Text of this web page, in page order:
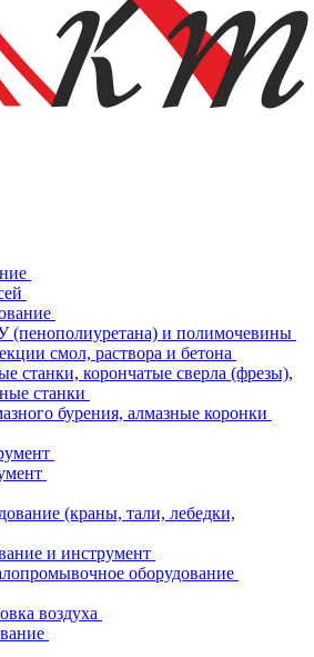
(пенополиуретана) и полимочевины
смол, раствора и бетона
станки, корончатые сверла (фрезы),
станки
бурения, алмазные коронки
(краны, тали, лебедки,
и инструмент
оборудование
воздуха